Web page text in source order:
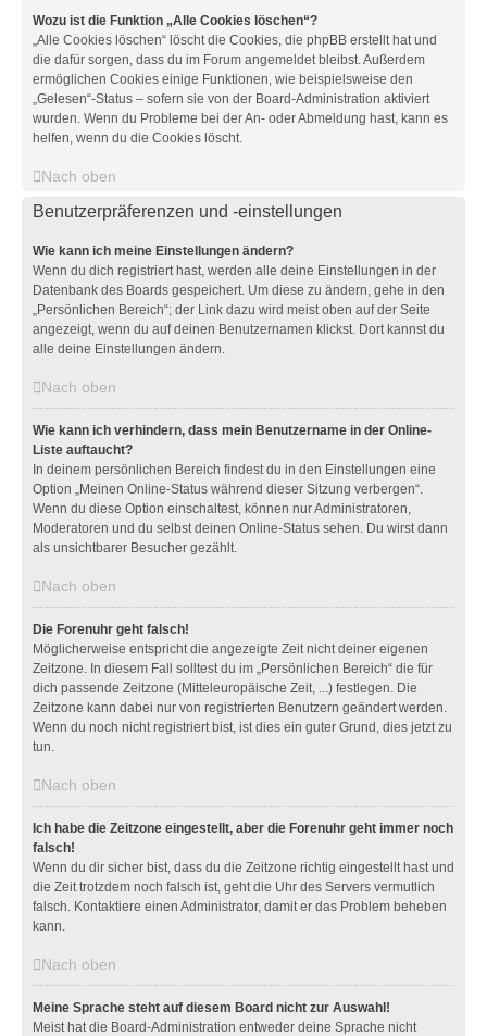
Wozu ist die Funktion „Alle Cookies löschen“?
„Alle Cookies löschen“ löscht die Cookies, die phpBB erstellt hat und
die dafür sorgen, dass du im Forum angemeldet bleibst. Außerdem
ermöglichen Cookies einige Funktionen, wie beispielsweise den
„Gelesen“-Status – sofern sie von der Board-Administration aktiviert
wurden. Wenn du Probleme bei der An- oder Abmeldung hast, kann es
helfen, wenn du die Cookies löscht.
Nach oben
Benutzerpräferenzen und -einstellungen
Wie kann ich meine Einstellungen ändern?
Wenn du dich registriert hast, werden alle deine Einstellungen in der
Datenbank des Boards gespeichert. Um diese zu ändern, gehe in den
„Persönlichen Bereich“; der Link dazu wird meist oben auf der Seite
angezeigt, wenn du auf deinen Benutzernamen klickst. Dort kannst du
alle deine Einstellungen ändern.
Nach oben
Wie kann ich verhindern, dass mein Benutzername in der Online-
Liste auftaucht?
In deinem persönlichen Bereich findest du in den Einstellungen eine
Option „Meinen Online-Status während dieser Sitzung verbergen“.
Wenn du diese Option einschaltest, können nur Administratoren,
Moderatoren und du selbst deinen Online-Status sehen. Du wirst dann
als unsichtbarer Besucher gezählt.
Nach oben
Die Forenuhr geht falsch!
Möglicherweise entspricht die angezeigte Zeit nicht deiner eigenen
Zeitzone. In diesem Fall solltest du im „Persönlichen Bereich“ die für
dich passende Zeitzone (Mitteleuropäische Zeit, ...) festlegen. Die
Zeitzone kann dabei nur von registrierten Benutzern geändert werden.
Wenn du noch nicht registriert bist, ist dies ein guter Grund, dies jetzt zu
tun.
Nach oben
Ich habe die Zeitzone eingestellt, aber die Forenuhr geht immer noch
falsch!
Wenn du dir sicher bist, dass du die Zeitzone richtig eingestellt hast und
die Zeit trotzdem noch falsch ist, geht die Uhr des Servers vermutlich
falsch. Kontaktiere einen Administrator, damit er das Problem beheben
kann.
Nach oben
Meine Sprache steht auf diesem Board nicht zur Auswahl!
Meist hat die Board-Administration entweder deine Sprache nicht